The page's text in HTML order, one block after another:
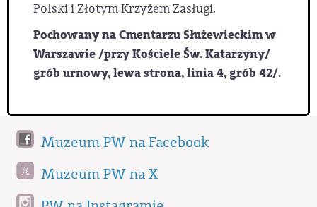
Polski i Złotym Krzyżem Zasługi.
Pochowany na Cmentarzu Służewieckim w
Warszawie /przy Kościele Św. Katarzyny/
grób urnowy, lewa strona, linia 4, grób 42/.
Muzeum PW na Facebook
Muzeum PW na X